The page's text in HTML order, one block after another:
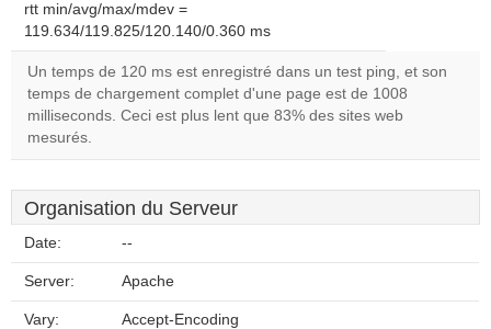
rtt min/avg/max/mdev =
119.634/119.825/120.140/0.360 ms
Un temps de 120 ms est enregistré dans un test ping, et son
temps de chargement complet d'une page est de 1008
milliseconds. Ceci est plus lent que 83% des sites web
mesurés.
Organisation du Serveur
Date: --
Server: Apache
Vary: Accept-Encoding